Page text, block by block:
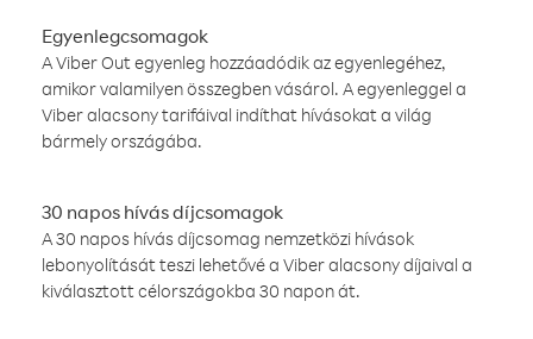
Egyenlegcsomagok
A Viber Out egyenleg hozzáadódik az egyenlegéhez,
amikor valamilyen összegben vásárol. A egyenleggel a
Viber alacsony tarifáival indíthat hívásokat a világ
bármely országába.
30 napos hívás díjcsomagok
A 30 napos hívás díjcsomag nemzetközi hívások
lebonyolítását teszi lehetővé a Viber alacsony díjaival a
kiválasztott célországokba 30 napon át.